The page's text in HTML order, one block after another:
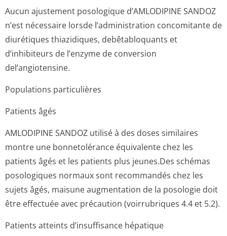
Aucun ajustement posologique d’AMLODIPINE SANDOZ
n’est nécessaire lorsde l’administration concomitante de
diurétiques thiazidiques, debêtabloquants et
d’inhibiteurs de l’enzyme de conversion
del’angiotensine.
Populations particulières
Patients âgés
AMLODIPINE SANDOZ utilisé à des doses similaires
montre une bonnetolérance équivalente chez les
patients âgés et les patients plus jeunes.Des schémas
posologiques normaux sont recommandés chez les
sujets âgés, maisune augmentation de la posologie doit
être effectuée avec précaution (voirrubriques 4.4 et 5.2).
Patients atteints d’insuffisance hépatique